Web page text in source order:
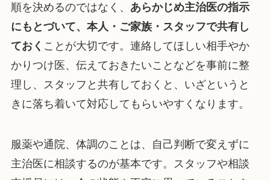
順を決めるのではなく、 あらかじめ主治医の指示
にもとづいて、本人・ご家族・スタッフで共有し
ておく ことが大切です。連絡してほしい相手やか
かりつけ医、伝えておきたいことなどを事前に整
理し、スタッフと共有しておくと、いざというと
きに落ち着いて対応してもらいやすくなります。
服薬や通院、体調のことは、自己判断で変えずに
主治医に相談するのが基本です。スタッフや相談